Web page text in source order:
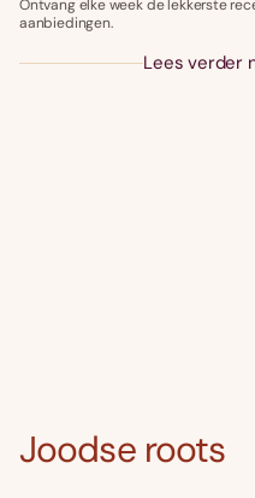
Ontvang elke week de lekkerste
aanbiedingen.
Lees verder
Joodse roots